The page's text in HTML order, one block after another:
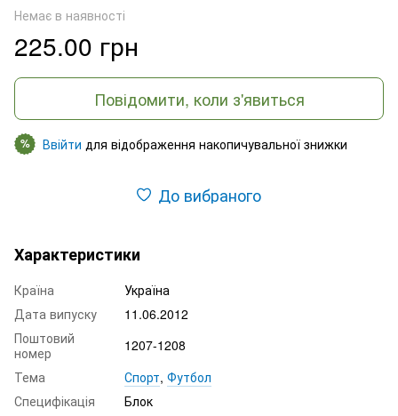
Немає в наявності
225.00 грн
Повідомити, коли з'явиться
% Ввійти для відображення накопичувальної знижки
До вибраного
Характеристики
Країна
Україна
Дата випуску
11.06.2012
Поштовий
номер
1207-1208
Тема
Спорт, Футбол
Специфікація
Блок